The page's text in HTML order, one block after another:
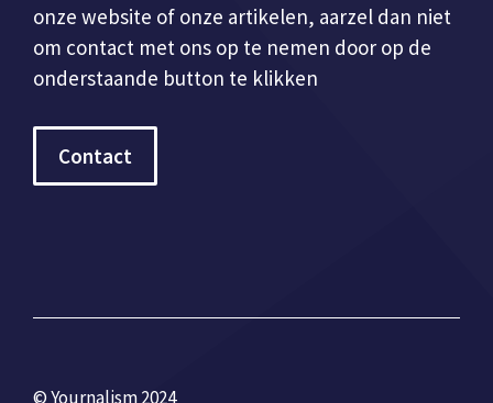
onze website of onze artikelen, aarzel dan niet
om contact met ons op te nemen door op de
onderstaande button te klikken
Contact
© Yournalism 2024